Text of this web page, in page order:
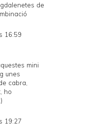
de
16:59
mini
unes
cabra,
ho
19:27